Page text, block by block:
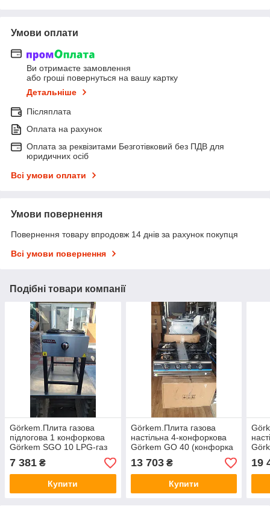
Умови оплати
Ви отримаєте замовлення
або гроші повернуться на вашу картку
Детальніше
Післяплата
Оплата на рахунок
Оплата за реквізитами Безготівковий без ПДВ для
юридичних осіб
Всі умови оплати
Умови повернення
Повернення товару впродовж 14 днів за рахунок покупця
Всі умови повернення
Подібні товари компанії
Görkem.Плита газова
підлогова 1 конфоркова
Görkem SGO 10 LPG-газ
(конфорка 330х330)
7 381 ₴
Купити
Görkem.Плита газова
настільна 4-конфоркова
Görkem GO 40 (конфорка
200х200)
13 703₴
Купити
19